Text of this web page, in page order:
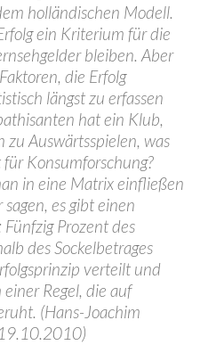
holländischen Modell.
ein Kriterium für die
bleiben. Aber
die Erfolg
längst zu erfassen
hat ein Klub,
zu Auswärtsspielen, was
Konsumforschung?
in eine Matrix einfließen
es gibt einen
Fünfzig Prozent des
des Sockelbetrages
verteilt und
Regel, die auf
(Hans-Joachim